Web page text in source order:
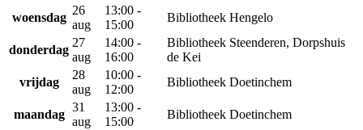
woensdag
26
aug
13:00 -
15:00
Bibliotheek Hengelo
donderdag
27
aug
14:00 -
16:00
Bibliotheek Steenderen, Dorpshuis
de Kei
vrijdag
28
aug
10:00 -
12:00
Bibliotheek Doetinchem
maandag
31
aug
13:00 -
15:00
Bibliotheek Doetinchem